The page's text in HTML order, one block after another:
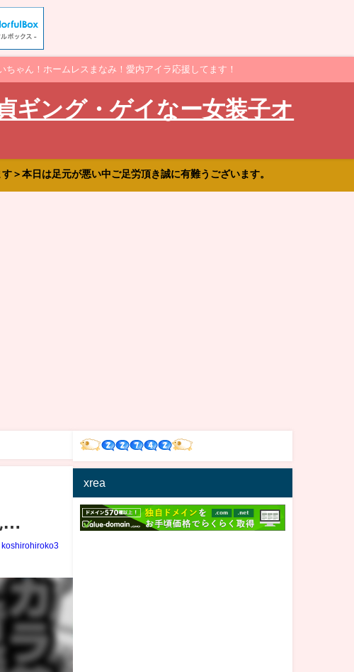
ゃん！ホームレスまなみ！愛内アイラ応援してます！
ギング・ゲイなー女装子オ
＞本日は足元が悪い中ご足労頂き誠に有難うございます。
…
koshirohiroko3
xrea